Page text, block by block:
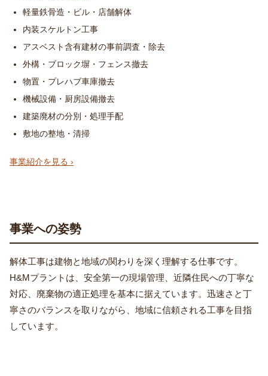
軽量鉄骨造・ビル・店舗解体
内装スケルトン工事
アスベスト含有建材の事前調査・除去
外構・ブロック塀・フェンス撤去
物置・プレハブ車庫撤去
機械設備・厨房設備撤去
建築廃材の分別・処理手配
敷地の整地・清掃
事業紹介を見る ›
事業への姿勢
解体工事は建物と地域の関わりを深く理解する仕事です。
H&Mプラントは、安全第一の現場管理、近隣住民への丁寧な
対応、廃棄物の適正処理を基本に据えています。迅速さと丁
寧さのバランスを取りながら、地域に信頼される工事を目指
しています。